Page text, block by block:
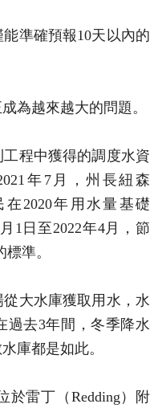
準確預報10天以內的
為越來越大的問題。
程中獲得的調度水資
年7月，州長紐森
在2020年用水量基礎
1日至2022年4月，節
準。
大水庫獲取用水，水
過去3年間，冬季降水
庫都是如此。
於雷丁（Redding）附